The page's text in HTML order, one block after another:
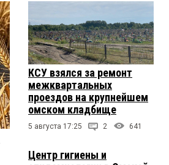
КСУ взялся за ремонт
межквартальных
проездов на крупнейшем
омском кладбище
5 августа 17:25 2 641
Центр гигиены и